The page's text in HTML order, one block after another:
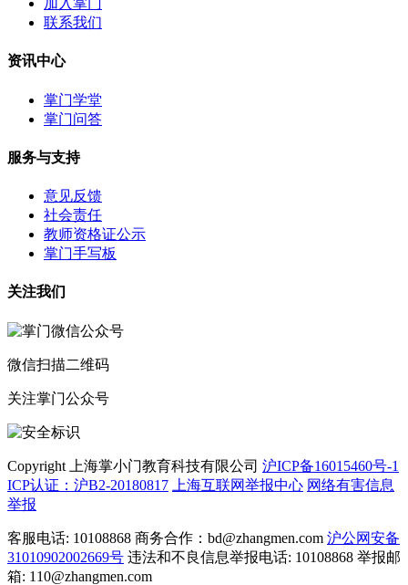
加入掌门
联系我们
资讯中心
掌门学堂
掌门问答
服务与支持
意见反馈
社会责任
教师资格证公示
掌门手写板
关注我们
微信扫描二维码
关注掌门公众号
Copyright 上海掌小门教育科技有限公司 沪ICP备16015460号-1
ICP认证：沪B2-20180817
上海互联网举报中心 网络有害信息
举报
客服电话: 10108868 商务合作：bd@zhangmen.com 沪公网安备
31010902002669号 违法和不良信息举报电话: 10108868 举报邮
箱: 110@zhangmen.com